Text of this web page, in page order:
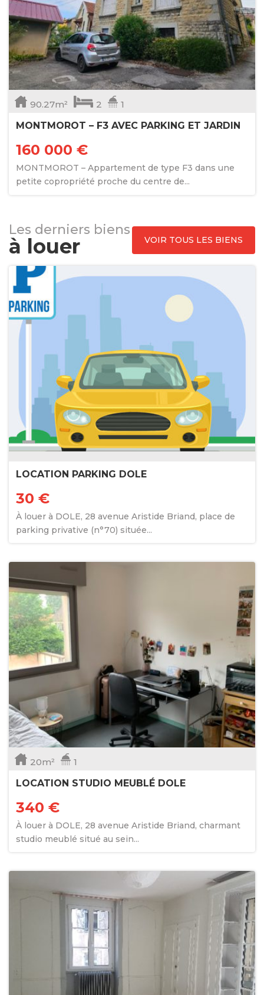
90.27m² 2
1
MONTMOROT – F3 AVEC PARKING ET JARDIN
160 000 €
MONTMOROT – Appartement de type F3 dans une
petite copropriété proche du centre de...
Les derniers biens
à louer VOIR TOUS LES BIENS
LOCATION PARKING DOLE
30 €
À louer à DOLE, 28 avenue Aristide Briand, place de
parking privative (n°70) située...
20m²
1
LOCATION STUDIO MEUBLÉ DOLE
340 €
À louer à DOLE, 28 avenue Aristide Briand, charmant
studio meublé situé au sein...